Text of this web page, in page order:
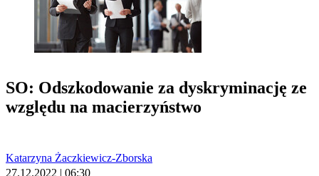
SO: Odszkodowanie za dyskryminację ze
względu na macierzyństwo
Katarzyna Żaczkiewicz-Zborska
27.12.2022 | 06:30